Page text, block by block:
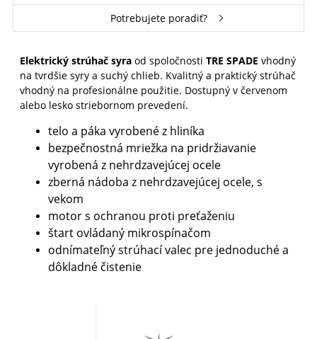
Potrebujete poradiť?
Elektrický strúhač syra od spoločnosti TRE SPADE vhodný
na tvrdšie syry a suchý chlieb. Kvalitný a praktický strúhač
vhodný na profesionálne použitie. Dostupný v červenom
alebo lesko striebornom prevedení.
telo a páka vyrobené z hliníka
bezpečnostná mriežka na pridržiavanie
vyrobená z nehrdzavejúcej ocele
zberná nádoba z nehrdzavejúcej ocele, s
vekom
motor s ochranou proti preťaženiu
štart ovládaný mikrospínačom
odnímateľný strúhací valec pre jednoduché a
dôkladné čistenie